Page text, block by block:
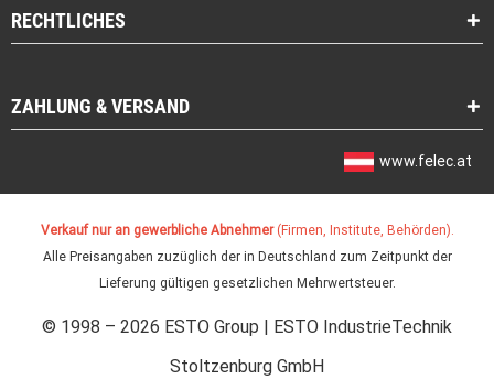
RECHTLICHES
ZAHLUNG & VERSAND
www.felec.at
Verkauf nur an gewerbliche Abnehmer(Firmen, Institute, Behörden).
Alle Preisangaben zuzüglich der in Deutschland zum Zeitpunkt der
Lieferung gültigen gesetzlichen Mehrwertsteuer.
© 1998 – 2026 ESTO Group | ESTO IndustrieTechnik
Stoltzenburg GmbH